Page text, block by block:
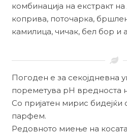
комбинација на екстракт
коприва, поточарка,
камилица, чичак, бел бор и
Погоден е за секојдневна
пореметува pH вредноста
Со пријатен мирис бидејќи
парфем.
Редовното миење на